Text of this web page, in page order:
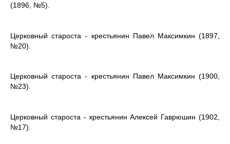
(1896, №5).
Церковный староста - крестьянин Павел Максимкин (1897,
№20).
Церковный староста - крестьянин Павел Максимкин (1900,
№23).
Церковный староста - крестьянин Алексей Гаврюшин (1902,
№17).